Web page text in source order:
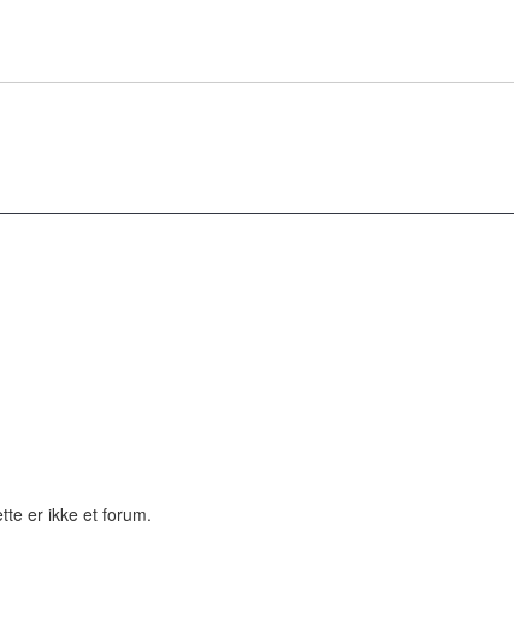
er ikke et forum.